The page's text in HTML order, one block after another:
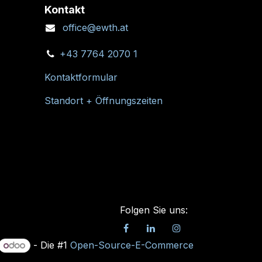
Kontakt
office@ewth.at
+43 7764 2070 1
Kontaktformular
Standort + Öffnungszeiten
Folgen Sie uns:
- Die #1 Open-Source-E-Commerce